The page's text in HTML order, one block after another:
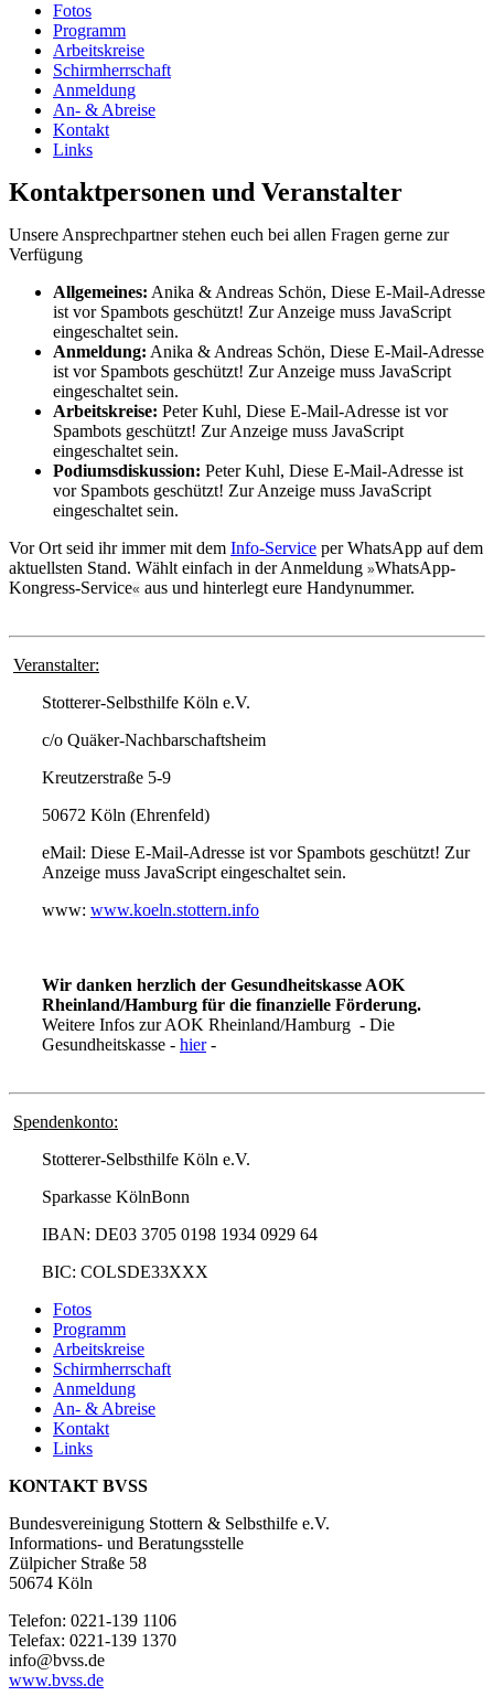
Fotos
Programm
Arbeitskreise
Schirmherrschaft
Anmeldung
An- & Abreise
Kontakt
Links
Kontaktpersonen und Veranstalter
Unsere Ansprechpartner stehen euch bei allen Fragen gerne zur
Verfügung
Allgemeines: Anika & Andreas Schön, Diese E-Mail-Adresse
ist vor Spambots geschützt! Zur Anzeige muss JavaScript
eingeschaltet sein.
Anmeldung: Anika & Andreas Schön, Diese E-Mail-Adresse
ist vor Spambots geschützt! Zur Anzeige muss JavaScript
eingeschaltet sein.
Arbeitskreise: Peter Kuhl, Diese E-Mail-Adresse ist vor
Spambots geschützt! Zur Anzeige muss JavaScript
eingeschaltet sein.
Podiumsdiskussion: Peter Kuhl, Diese E-Mail-Adresse ist
vor Spambots geschützt! Zur Anzeige muss JavaScript
eingeschaltet sein.
Vor Ort seid ihr immer mit dem Info-Service per WhatsApp auf dem
aktuellsten Stand. Wählt einfach in der Anmeldung »WhatsApp-
Kongress-Service« aus und hinterlegt eure Handynummer.
Veranstalter:
Stotterer-Selbsthilfe Köln e.V.
c/o Quäker-Nachbarschaftsheim
Kreutzerstraße 5-9
50672 Köln (Ehrenfeld)
eMail: Diese E-Mail-Adresse ist vor Spambots geschützt! Zur
Anzeige muss JavaScript eingeschaltet sein.
www: www.koeln.stottern.info
Wir danken herzlich der Gesundheitskasse AOK
Rheinland/Hamburg für die finanzielle Förderung.
Weitere Infos zur AOK Rheinland/Hamburg - Die
Gesundheitskasse - hier-
Spendenkonto:
Stotterer-Selbsthilfe Köln e.V.
Sparkasse KölnBonn
IBAN: DE03 3705 0198 1934 0929 64
BIC: COLSDE33XXX
Fotos
Programm
Arbeitskreise
Schirmherrschaft
Anmeldung
An- & Abreise
Kontakt
Links
KONTAKT BVSS
Bundesvereinigung Stottern & Selbsthilfe e.V.
Informations- und Beratungsstelle
Zülpicher Straße 58
50674 Köln
Telefon: 0221-139 1106
Telefax: 0221-139 1370
info@bvss.de
www.bvss.de